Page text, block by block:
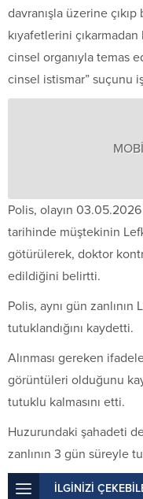
davranışla üzerine
kıyafetlerini
cinsel organıyla temas
cinsel istismar” suçunu
Polis, olayın
tarihinde müştekinin
götürülerek, doktor
edildiğini belirtti.
Polis, aynı gün
tutuklandığını kaydetti.
Alınması gereken
görüntüleri olduğunu
tutuklu kalmasını etti.
Huzurundaki şahadeti
zanlının 3 gün süreyle
İLGİNİZİ